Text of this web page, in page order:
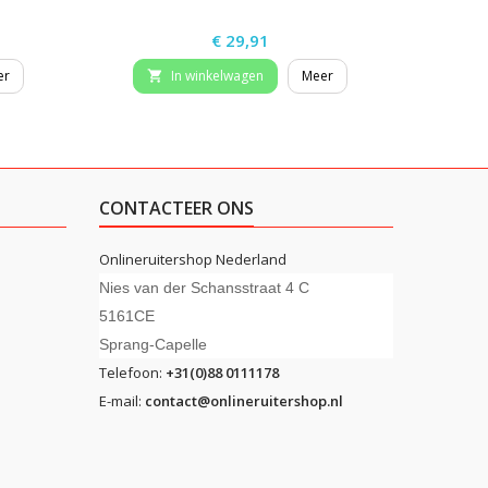
Prijs
€ 29,91
 In winkelwagen Meer
CONTACTEER ONS
Onlineruitershop Nederland
Nies van der Schansstraat 4 C
5161CE
Sprang-Capelle
Telefoon: +31(0)88 0111178
E-mail: contact@onlineruitershop.nl